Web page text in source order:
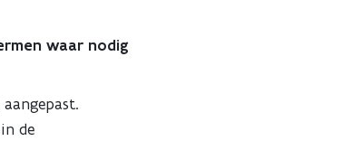
waar nodig
de